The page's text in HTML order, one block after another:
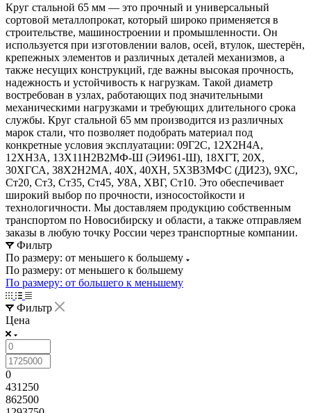
Круг стальной 65 мм — это прочный и универсальный
сортовой металлопрокат, который широко применяется в
строительстве, машиностроении и промышленности. Он
используется при изготовлении валов, осей, втулок, шестерён,
крепежных элементов и различных деталей механизмов, а
также несущих конструкций, где важны высокая прочность,
надежность и устойчивость к нагрузкам. Такой диаметр
востребован в узлах, работающих под значительными
механическими нагрузками и требующих длительного срока
службы. Круг стальной 65 мм производится из различных
марок стали, что позволяет подобрать материал под
конкретные условия эксплуатации: 09Г2С, 12Х2Н4А,
12ХН3А, 13Х11Н2В2МФ-Ш (ЭИ961-Ш), 18ХГТ, 20Х,
30ХГСА, 38Х2Н2МА, 40Х, 40ХН, 5Х3В3МФС (ДИ23), 9ХС,
Ст20, Ст3, Ст35, Ст45, У8А, ХВГ, Ст10. Это обеспечивает
широкий выбор по прочности, износостойкости и
технологичности. Мы доставляем продукцию собственным
транспортом по Новосибирску и области, а также отправляем
заказы в любую точку России через транспортные компании.
Фильтр
По размеру: от меньшего к большему
По размеру: от меньшего к большему
По размеру: от большего к меньшему
Фильтр
Цена
0
431250
862500